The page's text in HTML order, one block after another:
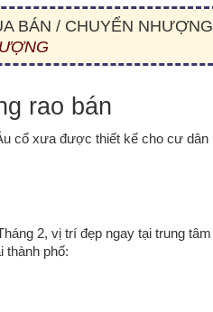
BÁN / CHUYỂN NHƯỢNG
rao bán
cổ xưa được thiết kế cho cư dân
2, vị trí đẹp ngay tại trung tâm
thành phố: